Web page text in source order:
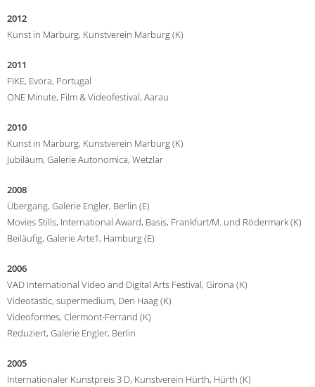
2012
Kunst in Marburg, Kunstverein Marburg (K)
2011
FIKE, Evora, Portugal
ONE Minute, Film & Videofestival, Aarau
2010
Kunst in Marburg, Kunstverein Marburg (K)
Jubiläum, Galerie Autonomica, Wetzlar
2008
Übergang, Galerie Engler, Berlin (E)
Movies Stills, International Award, Basis, Frankfurt/M. und Rödermark (K)
Beiläufig, Galerie Arte1, Hamburg (E)
2006
VAD International Video and Digital Arts Festival, Girona (K)
Videotastic, supermedium, Den Haag (K)
Videoformes, Clermont-Ferrand (K)
Reduziert, Galerie Engler, Berlin
2005
Internationaler Kunstpreis 3 D, Kunstverein Hürth, Hürth (K)